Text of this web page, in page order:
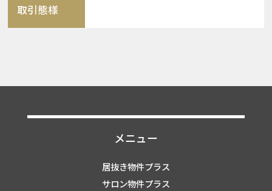
取引態様
メニュー
居抜き物件プラス
サロン物件プラス